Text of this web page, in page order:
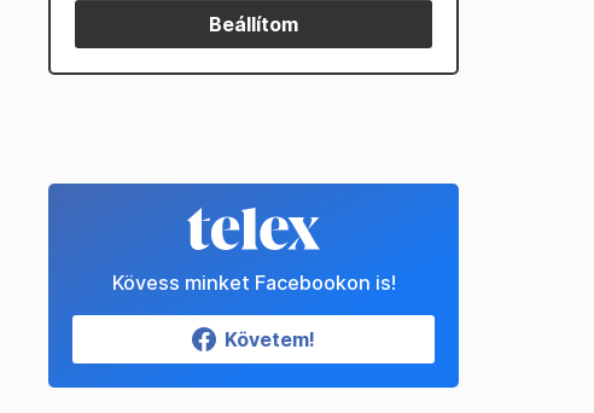
Beállítom
Kövess minket Facebookon is!
Követem!